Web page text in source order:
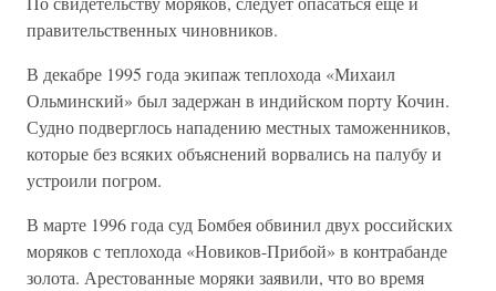
правительственных чиновников.
В декабре 1995 года экипаж теплохода «Михаил
Ольминский» был задержан в индийском порту Кочин.
Судно подверглось нападению местных таможенников,
которые без всяких объяснений ворвались на палубу и
устроили погром.
В марте 1996 года суд Бомбея обвинил двух российских
моряков с теплохода «Новиков-Прибой» в контрабанде
золота. Арестованные моряки заявили, что во время